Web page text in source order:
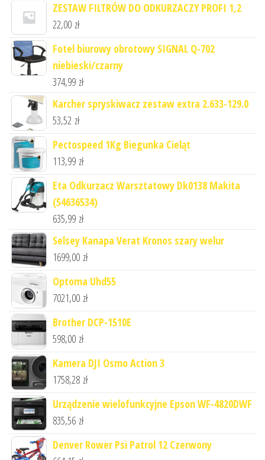
ZESTAW FILTRÓW DO ODKURZACZY PROFI 1,2
22,00 zł
Fotel biurowy obrotowy SIGNAL Q-702
niebieski/czarny
374,99 zł
Karcher spryskiwacz zestaw extra 2.633-129.0
53,52 zł
Pectospeed 1Kg Biegunka Cieląt
113,99 zł
Eta Odkurzacz Warsztatowy Dk0138 Makita
(54636534)
635,99 zł
Selsey Kanapa Verat Kronos szary welur
1699,00 zł
Optoma Uhd55
7021,00 zł
Brother DCP-1510E
598,00 zł
Kamera DJI Osmo Action 3
1758,28 zł
Urządzenie wielofunkcyjne Epson WF-4820DWF
835,56 zł
Denver Rower Psi Patrol 12 Czerwony